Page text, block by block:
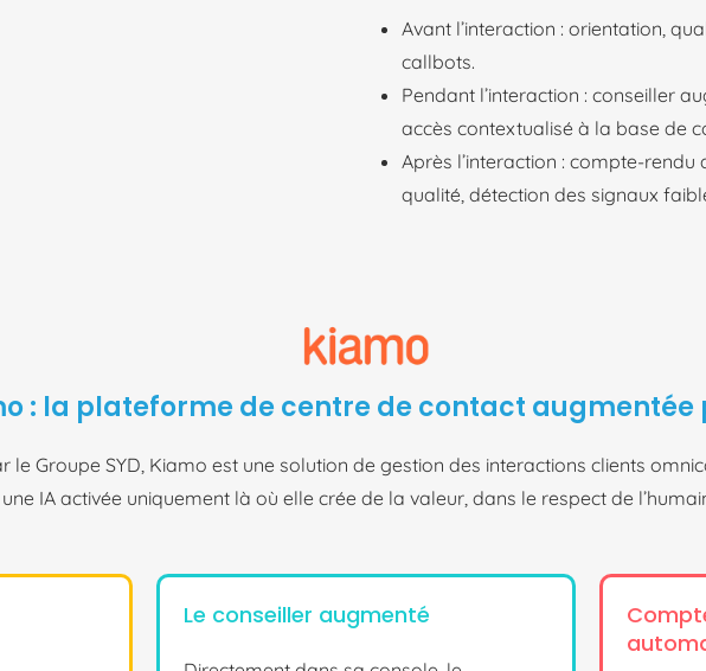
Avant l’interaction : orientation,
callbots.
Pendant l’interaction : conseiller
accès contextualisé à la base de
Après l’interaction : compte-
qualité, détection des signaux
: la plateforme de centre de contact augmentée
le Groupe SYD, Kiamo est une solution de gestion des interactions clients
IA activée uniquement là où elle crée de la valeur, dans le respect de
Le conseiller augmenté